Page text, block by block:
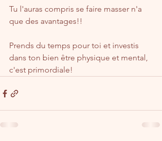
Tu l'auras compris se faire masser n'a
que des avantages!!
Prends du temps pour toi et investis
dans ton bien être physique et mental,
c'est primordiale!